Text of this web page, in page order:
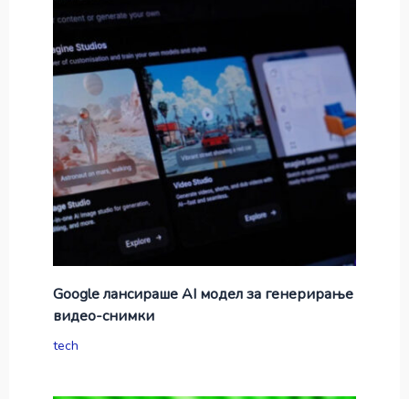
Google лансираше AI модел за генерирање
видео-снимки
tech